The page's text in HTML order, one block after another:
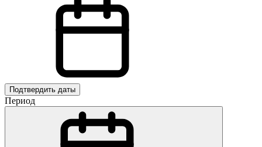
Подтвердить даты
Период